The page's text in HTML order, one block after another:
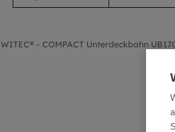
WITEC® - COMPACT Unterdeckbahn